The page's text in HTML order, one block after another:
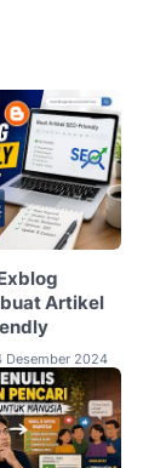
Artikel
Desember 2024